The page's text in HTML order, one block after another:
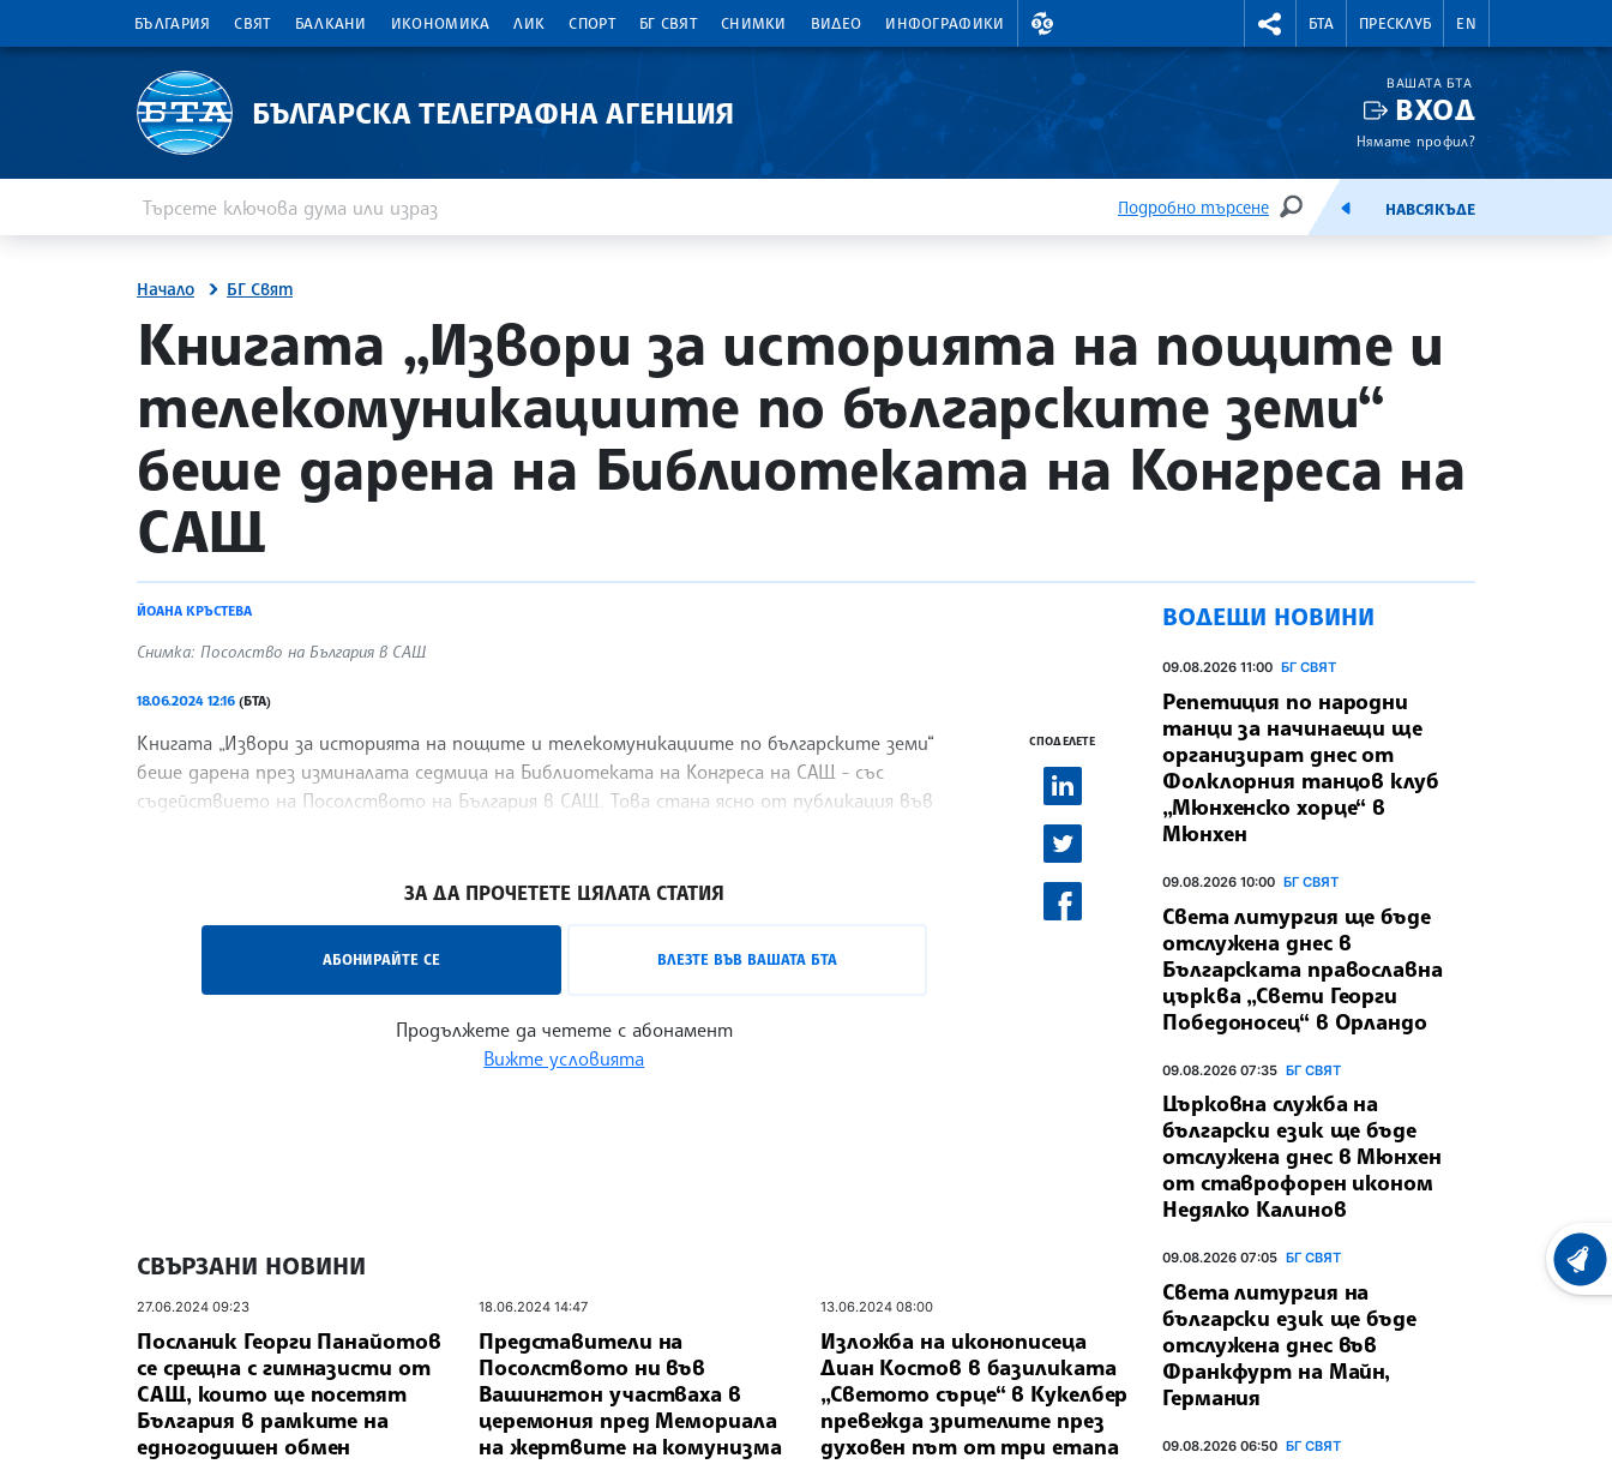
БЪЛГАРИЯ СВЯТ БАЛКАНИ ИКОНОМИКА ЛИК СПОРТ БГ СВЯТ СНИМКИ ВИДЕО ИНФОГРАФИКИ
ВАЛУТНИ КУРСОВЕ RIGHTMENU.SOCIAL
БТА ПРЕСКЛУБ EN
БЪЛГАРСКА ТЕЛЕГРАФНА АГЕНЦИЯ
ВАШАТА БТА
ВХОД
Нямате профил?
Подробно търсене
ТЪРСЕНЕЕМИСИЯНАВСЯКЪДЕ
Начало БГ Свят
site.bta
Книгата „Извори за историята на пощите и
телекомуникациите по българските земи“
беше дарена на Библиотеката на Конгреса на
САЩ
ЙОАНА КРЪСТЕВА
Снимка: Посолство на България в САЩ
18.06.2024 12:16 (БТА)
Книгата „Извори за историята на пощите и телекомуникациите по българските земи“
беше дарена през изминалата седмица на Библиотеката на Конгреса на САЩ - със
съдействието на Посолството на България в САЩ. Това стана ясно от публикация във
ЗА ДА ПРОЧЕТЕТЕ ЦЯЛАТА СТАТИЯ
АБОНИРАЙТЕ СЕ ВЛЕЗТЕ ВЪВ ВАШАТА БТА
Продължете да четете с абонамент
Вижте условията
СПОДЕЛЕТЕ
СВЪРЗАНИ НОВИНИ
27.06.2024 09:23
Посланик Георги Панайотов
се срещна с гимназисти от
САЩ, които ще посетят
България в рамките на
едногодишен обмен
18.06.2024 14:47
Представители на
Посолството ни във
Вашингтон участваха в
церемония пред Мемориала
на жертвите на комунизма
13.06.2024 08:00
Изложба на иконописеца
Диан Костов в базиликата
„Светото сърце“ в Кукелбер
превежда зрителите през
духовен път от три етапа
ВОДЕЩИ НОВИНИ
09.08.2026 11:00 БГ СВЯТ
Репетиция по народни
танци за начинаещи ще
организират днес от
Фолклорния танцов клуб
„Мюнхенско хорце“ в
Мюнхен
09.08.2026 10:00 БГ СВЯТ
Света литургия ще бъде
отслужена днес в
Българската православна
църква „Свети Георги
Победоносец“ в Орландо
09.08.2026 07:35 БГ СВЯТ
Църковна служба на
български език ще бъде
отслужена днес в Мюнхен
от ставрофорен иконом
Недялко Калинов
09.08.2026 07:05 БГ СВЯТ
Света литургия на
български език ще бъде
отслужена днес във
Франкфурт на Майн,
Германия
09.08.2026 06:50 БГ СВЯТ